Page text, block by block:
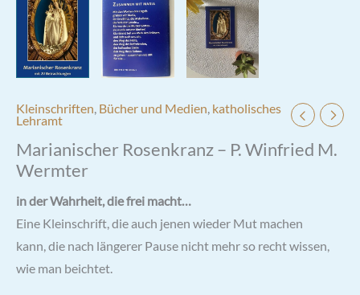
Kleinschriften, Bücher und Medien, katholisches
Lehramt
Marianischer Rosenkranz – P. Winfried M.
Wermter
in der Wahrheit, die frei macht…
Eine Kleinschrift, die auch jenen wieder Mut machen
kann, die nach längerer Pause nicht mehr so recht wissen,
wie man beichtet.